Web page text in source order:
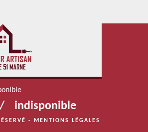
/ indisponible
- MENTIONS LÉGALES